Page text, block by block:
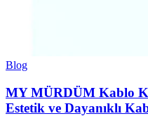
Blog
MY MÜRDÜM Kablo
Estetik ve Dayanıklı